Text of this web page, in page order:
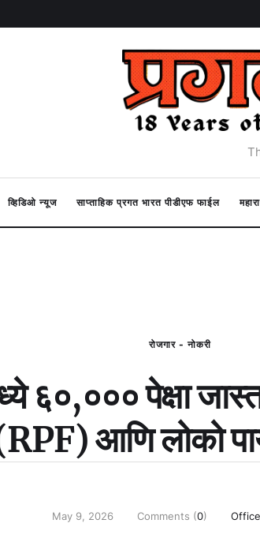
व्हिडिओ न्यूज साप्ताहिक प्रगत भारत पीडीएफ फाईल
रोजगार - नोकरी
६०,००० पेक्षा
आणि लोको
May 9, 2026 Comments (0)